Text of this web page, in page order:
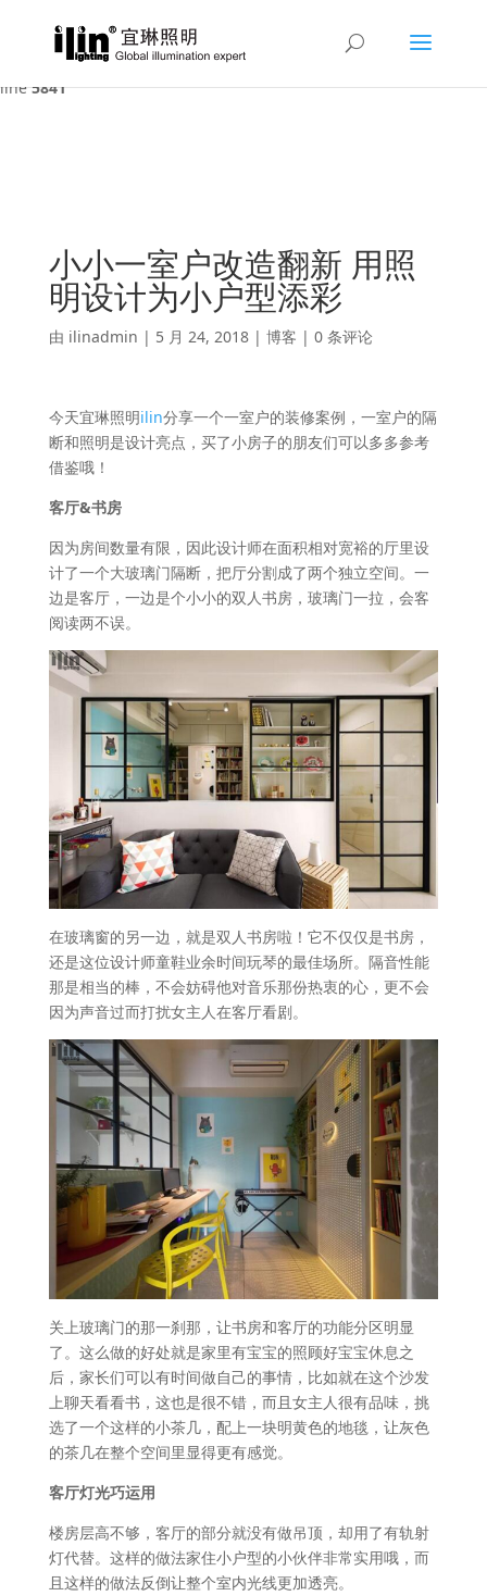
Warning : A non-numeric value encountered in
/var/www/html/ilin/wp-content/themes/Divi/functions.php
line5841
小小一室户改造翻新 用照
明设计为小户型添彩
由 ilinadmin | 5 月 24, 2018| 博客 | 0 条评论
今天宜琳照明ilin分享一个一室户的装修案例，一室户的隔
断和照明是设计亮点，买了小房子的朋友们可以多多参考
借鉴哦！
客厅&书房
因为房间数量有限，因此设计师在面积相对宽裕的厅里设
计了一个大玻璃门隔断，把厅分割成了两个独立空间。一
边是客厅，一边是个小小的双人书房，玻璃门一拉，会客
阅读两不误。
在玻璃窗的另一边，就是双人书房啦！它不仅仅是书房，
还是这位设计师童鞋业余时间玩琴的最佳场所。隔音性能
那是相当的棒，不会妨碍他对音乐那份热衷的心，更不会
因为声音过而打扰女主人在客厅看剧。
关上玻璃门的那一刹那，让书房和客厅的功能分区明显
了。这么做的好处就是家里有宝宝的照顾好宝宝休息之
后，家长们可以有时间做自己的事情，比如就在这个沙发
上聊天看看书，这也是很不错，而且女主人很有品味，挑
选了一个这样的小茶几，配上一块明黄色的地毯，让灰色
的茶几在整个空间里显得更有感觉。
客厅灯光巧运用
楼房层高不够，客厅的部分就没有做吊顶，却用了有轨射
灯代替。这样的做法家住小户型的小伙伴非常实用哦，而
且这样的做法反倒让整个室内光线更加透亮。